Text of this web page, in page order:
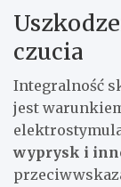
czucia
Integralność
jest
wyprysk i